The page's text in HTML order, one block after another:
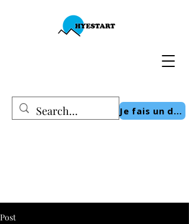
Je fais un don
Post